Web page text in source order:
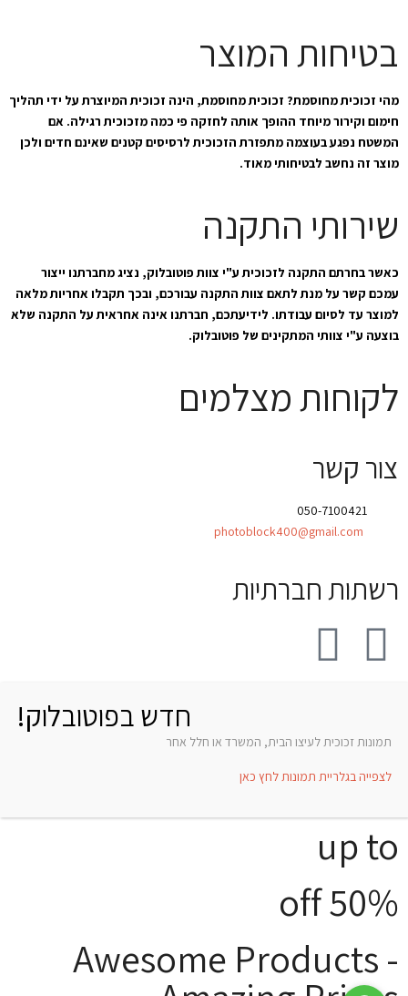
בטיחות המוצר
מהי זכוכית מחוסמת? זכוכית מחוסמת, הינה זכוכית המיוצרת על ידי תהליך
חימום וקירור מיוחד ההופך אותה לחזקה פי כמה מזכוכית רגילה. אם
המשטח נפגע בעוצמה מתפזרת הזכוכית לרסיסים קטנים שאינם חדים ולכן
מוצר זה נחשב לבטיחותי מאוד.
שירותי התקנה
כאשר בחרתם התקנה לזכוכית ע"י צוות פוטובלוק, נציג מחברתנו ייצור
עמכם קשר על מנת לתאם צוות התקנה עבורכם, ובכך תקבלו אחריות מלאה
למוצר עד לסיום עבודתו. לידיעתכם, חברתנו אינה אחראית על התקנה שלא
בוצעה ע"י צוותי המתקינים של פוטובלוק.
לקוחות מצלמים
צור קשר
photoblock400@gmail.com
רשתות חברתיות
חדש בפוטובלוק!
תמונות זכוכית לעיצו הבית, המשרד או חלל אחר
לצפייה בגלריית תמונות לחץ כאן
up to
50% off
Awesome Products -